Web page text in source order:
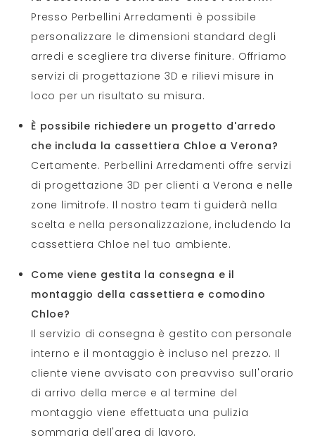
Presso Perbellini Arredamenti è possibile
personalizzare le dimensioni standard degli
arredi e scegliere tra diverse finiture. Offriamo
servizi di progettazione 3D e rilievi misure in
loco per un risultato su misura.
È possibile richiedere un progetto d'arredo
che includa la cassettiera Chloe a Verona?
Certamente. Perbellini Arredamenti offre servizi
di progettazione 3D per clienti a Verona e nelle
zone limitrofe. Il nostro team ti guiderà nella
scelta e nella personalizzazione, includendo la
cassettiera Chloe nel tuo ambiente.
Come viene gestita la consegna e il
montaggio della cassettiera e comodino
Chloe?
Il servizio di consegna è gestito con personale
interno e il montaggio è incluso nel prezzo. Il
cliente viene avvisato con preavviso sull'orario
di arrivo della merce e al termine del
montaggio viene effettuata una pulizia
sommaria dell'area di lavoro.